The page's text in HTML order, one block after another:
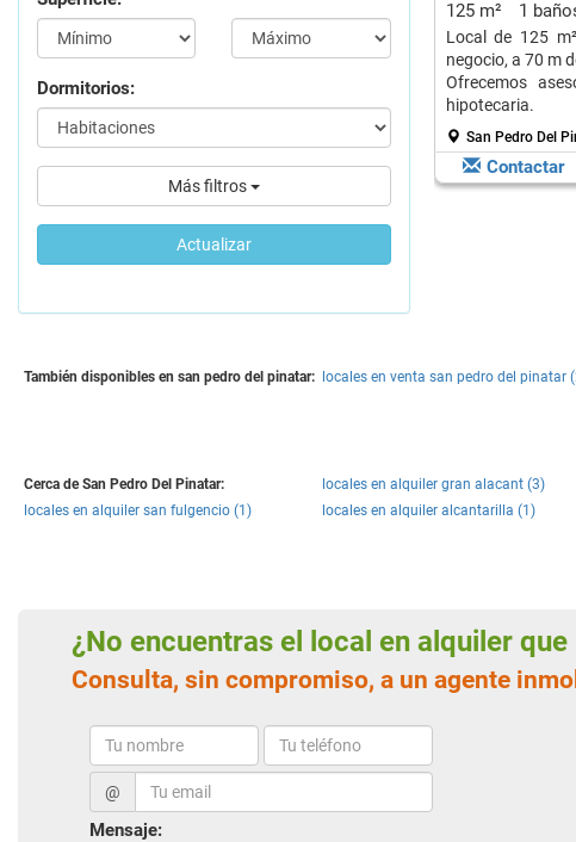
Dormitorios:
Más filtros
Actualizar
125 m²
1
Local de 125
negocio, a 70 m
Ofrecemos
hipotecaria.
San Pedro Del
Contactar
También disponibles en san pedro del pinatar: locales en venta san pedro del pinatar
Cerca de San Pedro Del Pinatar: locales en alquiler gran alacant (3)
locales en alquiler san fulgencio (1)
locales en alquiler alcantarilla (1)
¿No encuentras el local en alquiler
Consulta, sin compromiso, a un agente
@
Mensaje: